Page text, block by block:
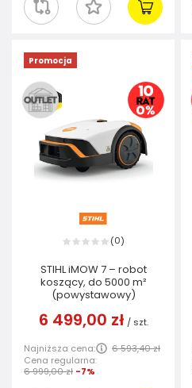
Promocja
(0)
STIHL iMOW 7 – robot
koszący, do 5000 m²
(powystawowy)
6 499,00 zł / szt.
Najniższa cena:
6 593,40 zł
Cena regularna:
6 999,00 zł -7%